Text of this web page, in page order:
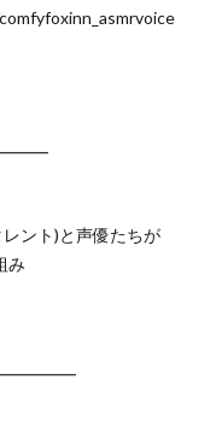
ント)と声優たちが
み